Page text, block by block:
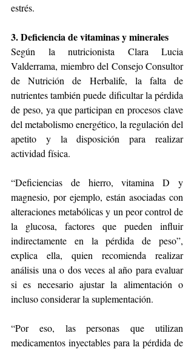
estrés.
3. Deficiencia de vitaminas y minerales
Según la nutricionista Clara Lucia
Valderrama, miembro del Consejo Consultor
de Nutrición de Herbalife, la falta de
nutrientes también puede dificultar la pérdida
de peso, ya que participan en procesos clave
del metabolismo energético, la regulación del
apetito y la disposición para realizar
actividad física.
“Deficiencias de hierro, vitamina D y
magnesio, por ejemplo, están asociadas con
alteraciones metabólicas y un peor control de
la glucosa, factores que pueden influir
indirectamente en la pérdida de peso”,
explica ella, quien
recomienda realizar
análisis una o dos veces al año para evaluar
si es necesario ajustar la alimentación o
incluso considerar la suplementación.
“Por eso, las personas que utilizan
medicamentos inyectables para la pérdida de